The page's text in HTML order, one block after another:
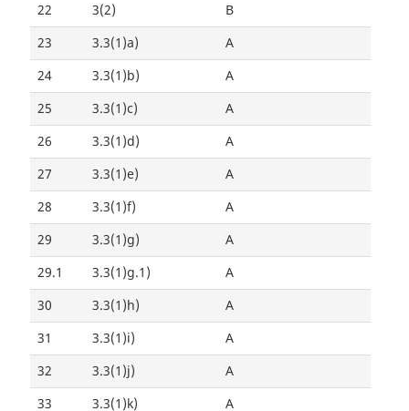
22
3(2)
B
23
3.3(1)a)
A
24
3.3(1)b)
A
25
3.3(1)c)
A
26
3.3(1)d)
A
27
3.3(1)e)
A
28
3.3(1)f)
A
29
3.3(1)g)
A
29.1
3.3(1)g.1)
A
30
3.3(1)h)
A
31
3.3(1)i)
A
32
3.3(1)j)
A
33
3.3(1)k) A